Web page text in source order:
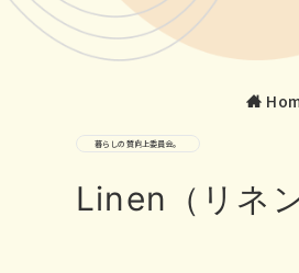
暮らしの質向上委員会。
Linen（リネ
マルコーホー
施工